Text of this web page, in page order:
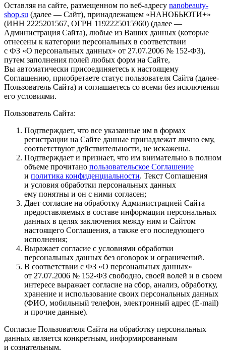
Оставляя на сайте, размещенном по веб-адресу nanobeauty-
shop.su (далее — Сайт), принадлежащем «НАНОБЬЮТИ+»
(ИНН 2225201567, ОГРН 1192225015960) (далее —
Администрация Сайта), любые из Ваших данных (которые
отнесены к категории персональных в соответствии
с ФЗ «О персональных данных» от 27.07.2006 № 152-ФЗ),
путем заполнения полей любых форм на Сайте,
Вы автоматически присоединяетесь к настоящему
Соглашению, приобретаете статус пользователя Сайта (далее-
Пользователь Сайта) и соглашаетесь со всеми без исключения
его условиями.
Пользователь Сайта:
Подтверждает, что все указанные им в формах
регистрации на Сайте данные принадлежат лично ему,
соответствуют действительности, не искажены.
Подтверждает и признает, что им внимательно в полном
объеме прочитано пользовательское Соглашение
и политика конфиденциальности. Текст Соглашения
и условия обработки персональных данных
ему понятны и он с ними согласен;
Дает согласие на обработку Администрацией Сайта
предоставляемых в составе информации персональных
данных в целях заключения между ним и Сайтом
настоящего Соглашения, а также его последующего
исполнения;
Выражает согласие с условиями обработки
персональных данных без оговорок и ограничений.
В соответствии с ФЗ «О персональных данных»
от 27.07.2006 № 152-ФЗ свободно, своей волей и в своем
интересе выражает согласие на сбор, анализ, обработку,
хранение и использование своих персональных данных
(ФИО, мобильный телефон, электронный адрес (E-mail)
и прочие данные).
Согласие Пользователя Сайта на обработку персональных
данных является конкретным, информированным
и сознательным.